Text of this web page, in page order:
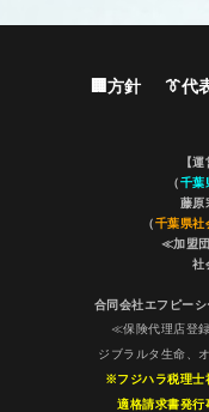
🏢方針 👔代
【
（千葉
藤原
（千葉県社
≪加盟
社
合同会社エフピー
≪保険代理店登
ジブラルタ生命、
※フジハラ税理士
適格請求書発行